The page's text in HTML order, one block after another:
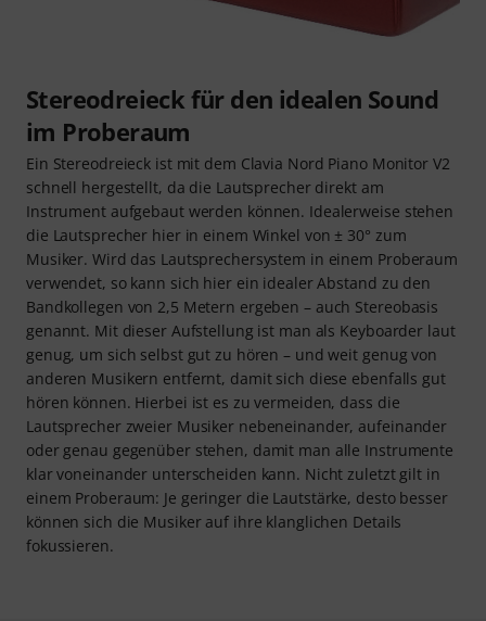
Stereodreieck für den idealen Sound
im Proberaum
Ein Stereodreieck ist mit dem Clavia Nord Piano Monitor V2
schnell hergestellt, da die Lautsprecher direkt am
Instrument aufgebaut werden können. Idealerweise stehen
die Lautsprecher hier in einem Winkel von ± 30° zum
Musiker. Wird das Lautsprechersystem in einem Proberaum
verwendet, so kann sich hier ein idealer Abstand zu den
Bandkollegen von 2,5 Metern ergeben – auch Stereobasis
genannt. Mit dieser Aufstellung ist man als Keyboarder laut
genug, um sich selbst gut zu hören – und weit genug von
anderen Musikern entfernt, damit sich diese ebenfalls gut
hören können. Hierbei ist es zu vermeiden, dass die
Lautsprecher zweier Musiker nebeneinander, aufeinander
oder genau gegenüber stehen, damit man alle Instrumente
klar voneinander unterscheiden kann. Nicht zuletzt gilt in
einem Proberaum: Je geringer die Lautstärke, desto besser
können sich die Musiker auf ihre klanglichen Details
fokussieren.